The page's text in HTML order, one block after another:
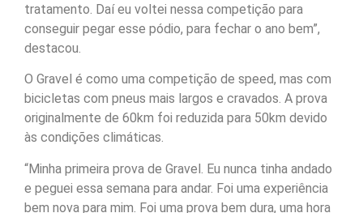
tratamento. Daí eu voltei nessa competição para
conseguir pegar esse pódio, para fechar o ano bem”,
destacou.
O Gravel é como uma competição de speed, mas com
bicicletas com pneus mais largos e cravados. A prova
originalmente de 60km foi reduzida para 50km devido
às condições climáticas.
“Minha primeira prova de Gravel. Eu nunca tinha andado
e peguei essa semana para andar. Foi uma experiência
bem nova para mim. Foi uma prova bem dura, uma hora